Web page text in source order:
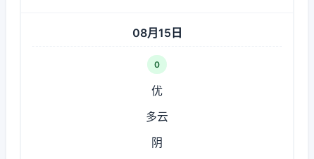
08月15日
0
优
多云
阴